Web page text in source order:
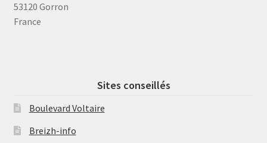
53120 Gorron
France
Sites conseillés
Boulevard Voltaire
Breizh-info